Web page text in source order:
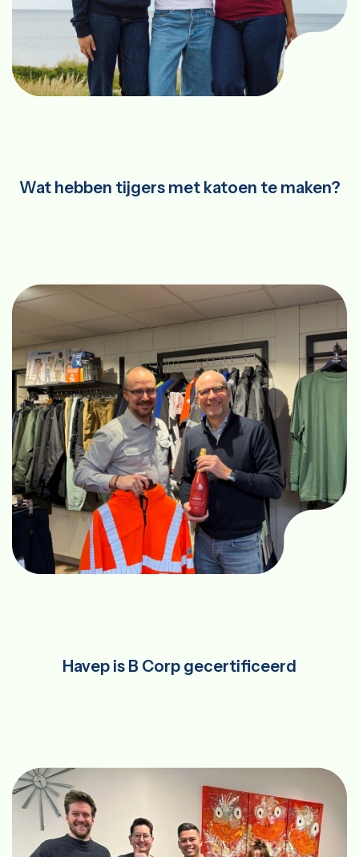
Wat hebben tijgers met katoen te maken?
Havep is B Corp gecertificeerd